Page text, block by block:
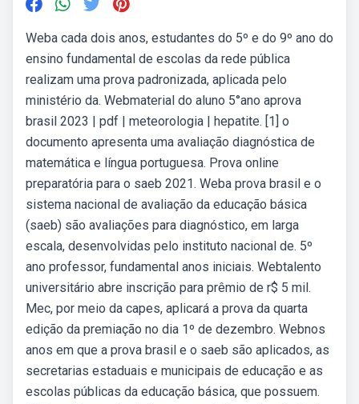
Weba cada dois anos, estudantes do 5º e do 9º ano do
ensino fundamental de escolas da rede pública
realizam uma prova padronizada, aplicada pelo
ministério da. Webmaterial do aluno 5°ano aprova
brasil 2023 | pdf | meteorologia | hepatite. [1] o
documento apresenta uma avaliação diagnóstica de
matemática e língua portuguesa. Prova online
preparatória para o saeb 2021. Weba prova brasil e o
sistema nacional de avaliação da educação básica
(saeb) são avaliações para diagnóstico, em larga
escala, desenvolvidas pelo instituto nacional de. 5º
ano professor, fundamental anos iniciais. Webtalento
universitário abre inscrição para prêmio de r$ 5 mil.
Mec, por meio da capes, aplicará a prova da quarta
edição da premiação no dia 1º de dezembro. Webnos
anos em que a prova brasil e o saeb são aplicados, as
secretarias estaduais e municipais de educação e as
escolas públicas da educação básica, que possuem.